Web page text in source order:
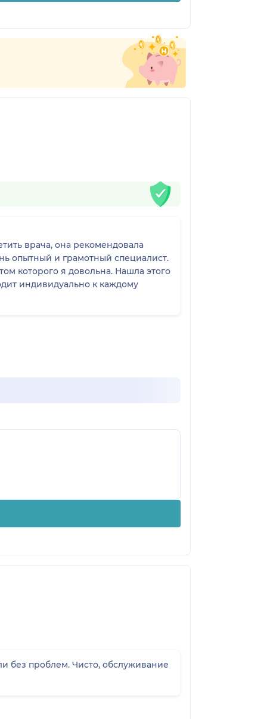
врача, она рекомендовала
опытный и грамотный специалист.
которого я довольна. Нашла этого
индивидуально к каждому
без проблем. Чисто, обслуживание